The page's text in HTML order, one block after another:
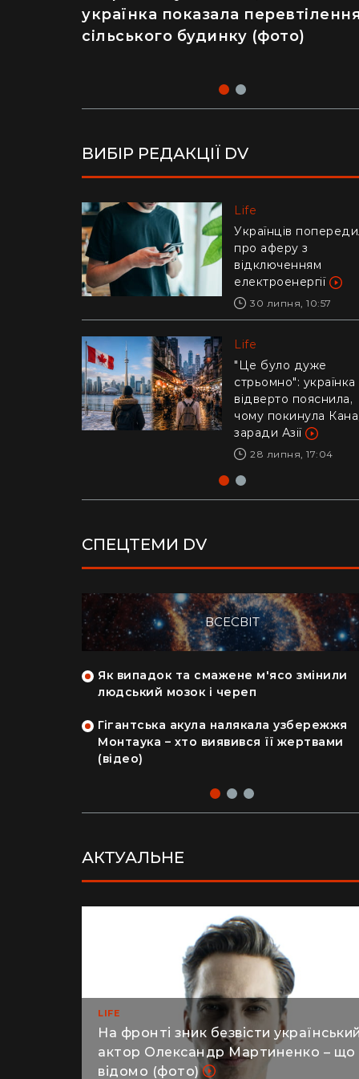
українка показала перевтілення
сільського будинку (фото)
салат – як відвідування
популярного ресторану
ВИБІР РЕДАКЦІЇ DV
Life
Українців
про аферу з
відключенням
електроенергії
30 липня, 10:57
Life
"Це було дуже
стрьомно": українка
відверто пояснила,
чому покинула
заради Азії
28 липня, 17:04
Life
Ледь втримали на
руках: у Дніпрі
витягли з річки
гігантського коропа
(відео)
28 липня, 17:47
Life
Драматичне відео із
Каліфорнії: 16-річний
ризикнув життям
заради дитини –
реакція Трампа
ВСЕСВІТ
Як випадок та смажене м'ясо змінили
Гігантська акула налякала узбережжя
Монтаука – хто виявився її жертвами
LIFE
На фронті зник безвісти український
актор Олександр Мартиненко – що